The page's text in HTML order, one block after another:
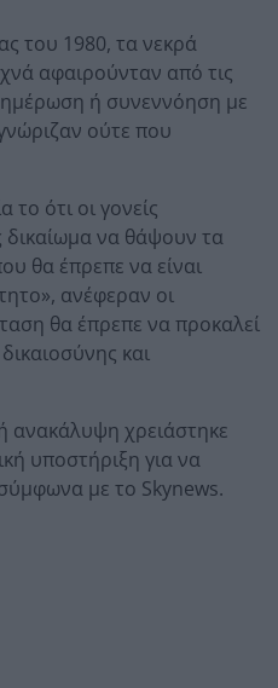
του 1980, τα νεκρά
αφαιρούνταν από τις
ή συνεννόηση με
ούτε που
το ότι οι γονείς
δικαίωμα να θάψουν τα
θα έπρεπε να είναι
ανέφεραν οι
θα έπρεπε να προκαλεί
και
ανακάλυψη χρειάστηκε
υποστήριξη για να
με το Skynews.